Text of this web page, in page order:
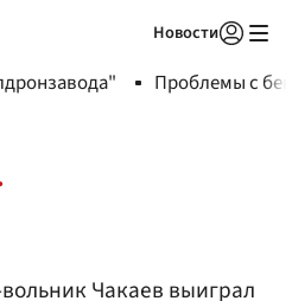
Новости
Проблемы с
Чакаев выиграл